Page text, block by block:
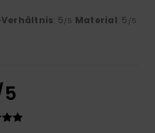
: 5/5 Material: 5 /5